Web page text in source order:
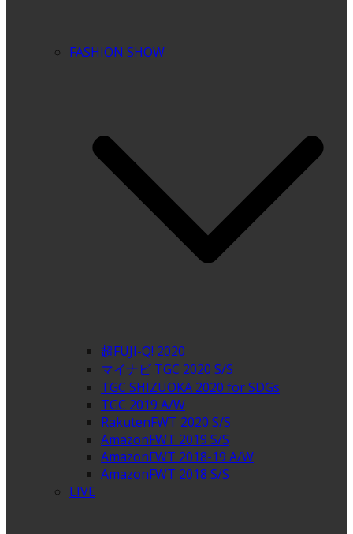
FASHION SHOW
超FUJI-Q! 2020
マイナビ TGC 2020 S/S
TGC SHIZUOKA 2020 for SDGs
TGC 2019 A/W
RakutenFWT 2020 S/S
AmazonFWT 2019 S/S
AmazonFWT 2018-19 A/W
AmazonFWT 2018 S/S
LIVE